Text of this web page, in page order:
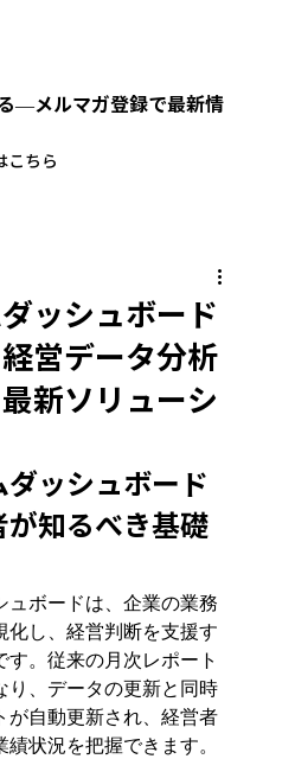
—メルマガ登録で最新情
こちら
ッシュボード
営データ分析
新ソリューシ
ッシュボード
が知るべき基礎
ュボードは、企業の業務
化し、経営判断を支援す
。従来の月次レポート
り、データの更新と同時
が自動更新され、経営者
状況を把握できます。